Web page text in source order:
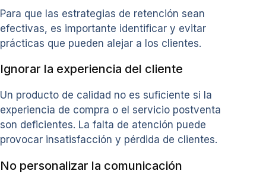
Para que las estrategias de retención sean
efectivas, es importante identificar y evitar
prácticas que pueden alejar a los clientes.
Ignorar la experiencia del cliente
Un producto de calidad no es suficiente si la
experiencia de compra o el servicio postventa
son deficientes. La falta de atención puede
provocar insatisfacción y pérdida de clientes.
No personalizar la comunicación